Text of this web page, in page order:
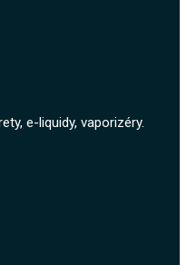
e-liquidy, vaporizéry.